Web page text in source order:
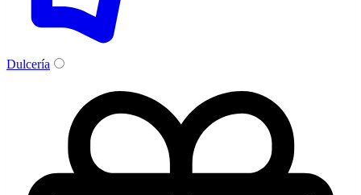
Dulcería